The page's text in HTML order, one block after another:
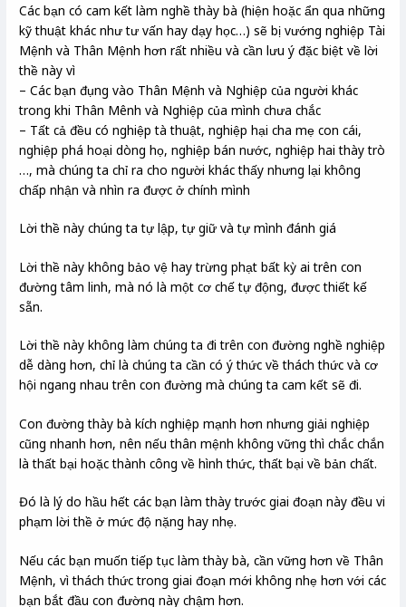
Các bạn có cam kết làm nghề thày bà (hiện hoặc ẩn qua những
kỹ thuật khác như tư vấn hay dạy học…) sẽ bị vướng nghiệp Tài
Mệnh và Thân Mệnh hơn rất nhiều và cần lưu ý đặc biệt về lời
thề này vì
– Các bạn đụng vào Thân Mệnh và Nghiệp của người khác
trong khi Thân Mênh và Nghiệp của mình chưa chắc
– Tất cả đều có nghiệp tà thuật, nghiệp hại cha mẹ con cái,
nghiệp phá hoại dòng họ, nghiệp bán nước, nghiệp hai thày trò
…, mà chúng ta chỉ ra cho người khác thấy nhưng lại không
chấp nhận và nhìn ra được ở chính mình
Lời thề này chúng ta tự lập, tự giữ và tự mình đánh giá
Lời thề này không bảo vệ hay trừng phạt bất kỳ ai trên con
đường tâm linh, mà nó là một cơ chế tự động, được thiết kế
sẵn.
Lời thề này không làm chúng ta đi trên con đường nghề nghiệp
dễ dàng hơn, chỉ là chúng ta cần có ý thức về thách thức và cơ
hội ngang nhau trên con đường mà chúng ta cam kết sẽ đi.
Con đường thày bà kích nghiệp mạnh hơn nhưng giải nghiệp
cũng nhanh hơn, nên nếu thân mệnh không vững thì chắc chắn
là thất bại hoặc thành công về hình thức, thất bại về bản chất.
Đó là lý do hầu hết các bạn làm thày trước giai đoạn này đều vi
phạm lời thề ở mức độ nặng hay nhẹ.
Nếu các bạn muốn tiếp tục làm thày bà, cần vững hơn về Thân
Mệnh, vì thách thức trong giai đoạn mới không nhẹ hơn với các
bạn bắt đầu con đường này chậm hơn.